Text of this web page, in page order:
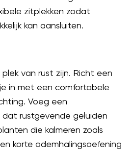
zitplekken zodat
kan aansluiten.
van rust zijn. Richt een
in met een comfortabele
Voeg een
rustgevende geluiden
die kalmeren zoals
korte ademhalingsoefening